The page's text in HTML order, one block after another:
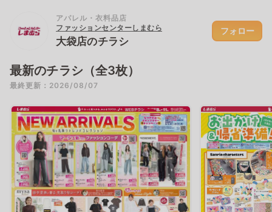
アパレル・衣料品店
ファッションセンターしまむら
大袋店のチラシ
フォロー
最新のチラシ（全3枚）
最終更新：2026/08/07